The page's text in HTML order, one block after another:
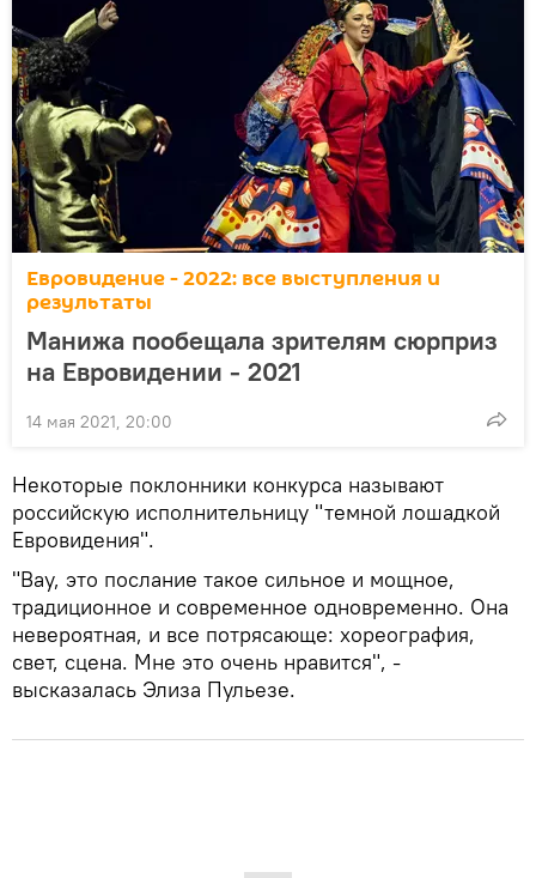
Евровидение - 2022: все выступления и
результаты
Манижа пообещала зрителям сюрприз
на Евровидении - 2021
14 мая 2021, 20:00
Некоторые поклонники конкурса называют
российскую исполнительницу "темной лошадкой
Евровидения".
"Вау, это послание такое сильное и мощное,
традиционное и современное одновременно. Она
невероятная, и все потрясающе: хореография,
свет, сцена. Мне это очень нравится", -
высказалась Элиза Пульезе.